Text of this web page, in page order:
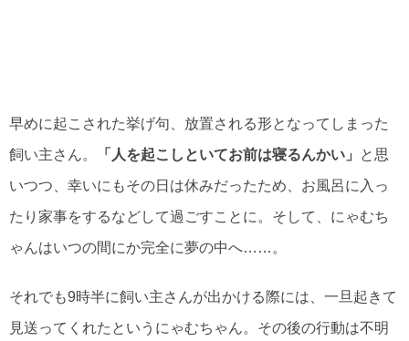
早めに起こされた挙げ句、放置される形となってしまった
飼い主さん。
「人を起こしといてお前は寝るんかい」
と思
いつつ、幸いにもその日は休みだったため、お風呂に入っ
たり家事をするなどして過ごすことに。そして、にゃむち
ゃんはいつの間にか完全に夢の中へ……。
それでも9時半に飼い主さんが出かける際には、一旦起きて
見送ってくれたというにゃむちゃん。その後の行動は不明